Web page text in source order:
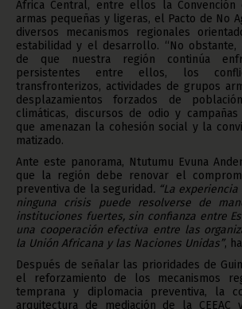
África Central, entre ellos la Convención
armas pequeñas y ligeras, el Pacto de No
diversos mecanismos regionales
estabilidad y el desarrollo. “No obstante,
de que nuestra región continúa
persistentes entre ellos, los
transfronterizos, actividades de grupos
desplazamientos forzados de
climáticas, discursos de odio y
que amenazan la cohesión social y la
matizado.
Ante este panorama, Ntutumu Evuna
que la región debe renovar el
preventiva de la seguridad. “La
ninguna crisis puede resolverse de
instituciones fuertes, sin confianza entre
una cooperación efectiva entre las
la Unión Africana y las Naciones Unidas”,
Después de señalar las prioridades de
el reforzamiento de los mecanismos
temprana y diplomacia preventiva, la
arquitectura de mediación de la